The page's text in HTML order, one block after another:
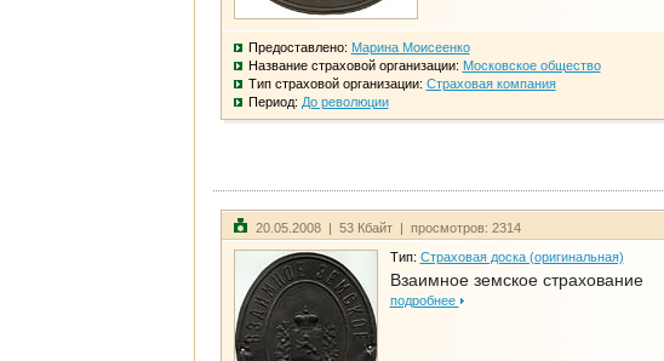
Предоставлено: Марина Моисеенко
Название страховой организации: Московское общество
Тип страховой организации: Страховая компания
Период: До революции
20.05.2008 | 53 Кбайт | просмотров: 2314
Тип: Страховая доска (оригинальная)
Взаимное земское страхование
подробнее